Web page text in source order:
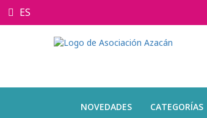
ES
NOVEDADES CATEGORÍAS